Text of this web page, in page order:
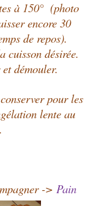
à 150° (photo
encore 30
de repos).
cuisson désirée.
démouler.
pour les
lente au
-> Pain